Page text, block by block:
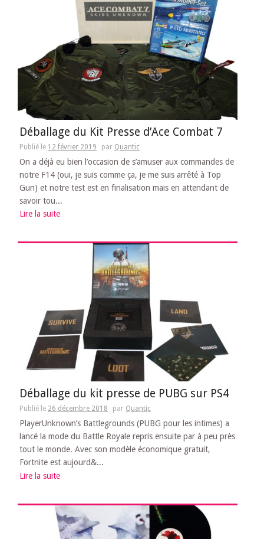
Déballage du Kit Presse d’Ace Combat 7
Publié le 12 février 2019 par Quantic
On a déjà eu bien l’occasion de s’amuser aux commandes de
notre F14 (oui, je suis comme ça, je me suis arrêté à Top
Gun) et notre test est en finalisation mais en attendant de
savoir tou...
Lire la suite
Déballage du kit presse de PUBG sur PS4
Publié le 26 décembre 2018 par Quantic
PlayerUnknown’s Battlegrounds (PUBG pour les intimes) a
lancé la mode du Battle Royale repris ensuite par à peu près
tout le monde. Avec son modèle économique gratuit,
Fortnite est aujourd&...
Lire la suite